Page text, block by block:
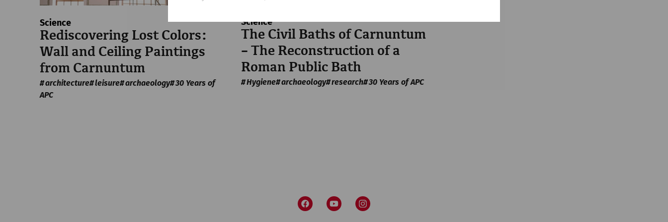
Science
Rediscovering Lost Colors:
Wall and Ceiling Paintings
from Carnuntum
architecture leisure archaeology 30 Years of
APC
Science
The Civil Baths of Carnuntum
– The Reconstruction of a
Roman Public Bath
Hygiene archaeology research 30 Years of APC